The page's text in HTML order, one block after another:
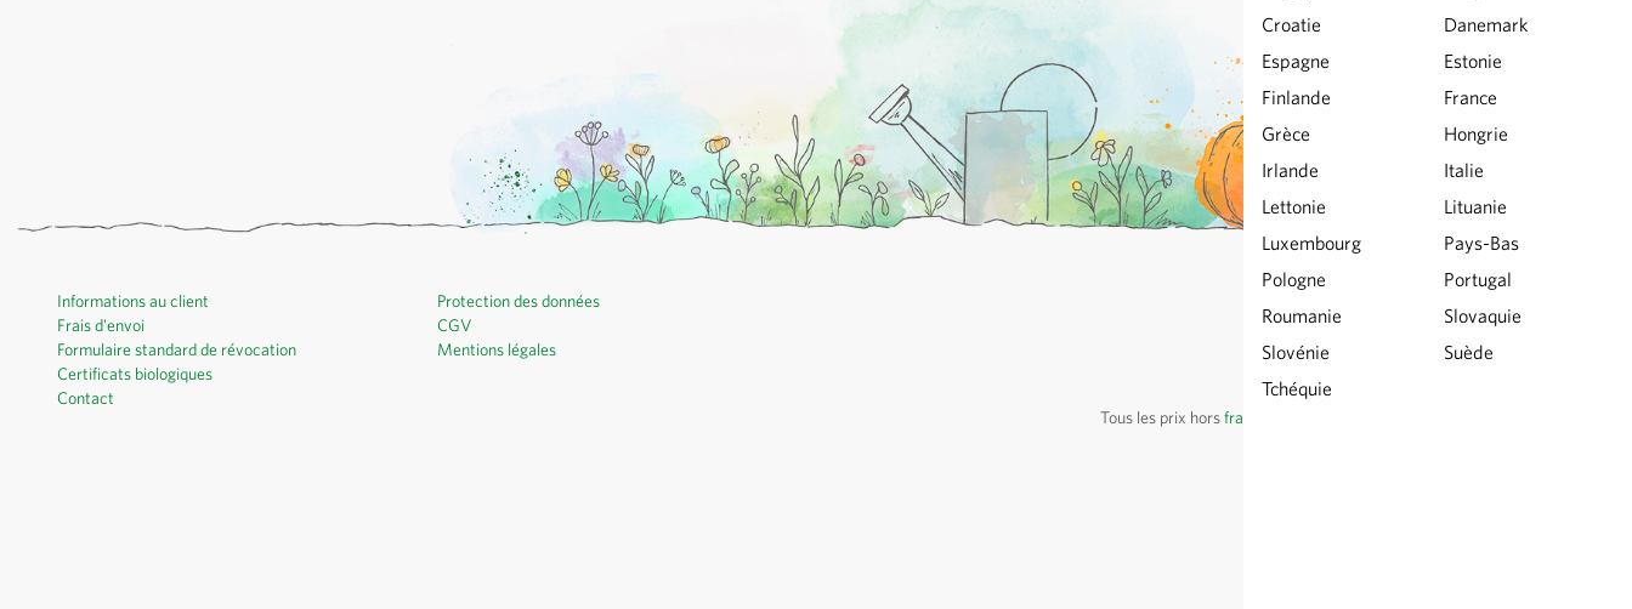
Croatie
Danemark
Espagne
Estonie
Finlande
France
Grèce
Hongrie
Irlande
Italie
Lettonie
Lituanie
Luxembourg
Pays-Bas
Pologne
Portugal
Roumanie
Slovaquie
Slovénie
Suède
Tchéquie
Informations au client
Frais d'envoi
Formulaire standard de révocation
Certificats biologiques
Contact
Protection des données
CGV
Mentions légales
© Sativa Biosaatgut GmbH
D-79798 Jestetten
Tous les prix horsfrais de port